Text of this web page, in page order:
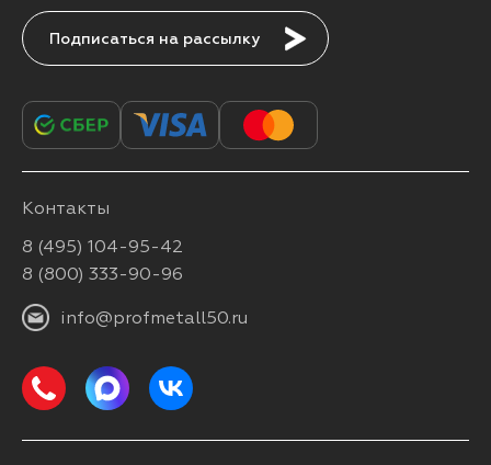
Подписаться
Контакты
8 (495) 104-95-42
8 (800) 333-90-96
info@profmetall50.ru